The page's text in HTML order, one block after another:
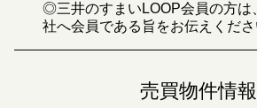
◎三井のすまいLOOP会員の方は
社へ会員である旨をお伝えくださ
売買物件情報